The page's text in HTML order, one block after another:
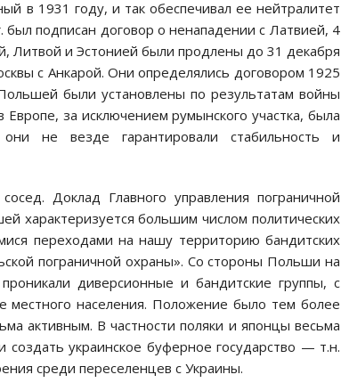
в 1931 году, и так обеспечивал ее нейтралитет
был подписан договор о ненападении с Латвией, 4
Литвой и Эстонией были продлены до 31 декабря
с Анкарой. Они определялись договором 1925
были установлены по результатам войны
за исключением румынского участка, была
не везде гарантировали стабильность и
Доклад Главного управления пограничной
характеризуется большим числом политических
переходами на нашу территорию бандитских
пограничной охраны». Со стороны Польши на
диверсионные и бандитские группы, с
местного населения. Положение было тем более
активным. В частности поляки и японцы весьма
украинское буферное государство — т.н.
среди переселенцев с Украины.